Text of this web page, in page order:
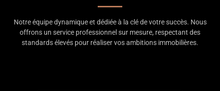
Notre équipe dynamique et dédiée à la clé de votre succès. Nous
offrons un service professionnel sur mesure, respectant des
standards élevés pour réaliser vos ambitions immobilières.